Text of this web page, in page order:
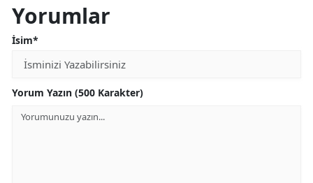
Yorumlar
İsim*
Yorum Yazın (500 Karakter)